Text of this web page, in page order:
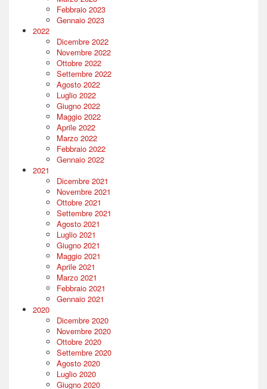
Febbraio 2023
Gennaio 2023
2022
Dicembre 2022
Novembre 2022
Ottobre 2022
Settembre 2022
Agosto 2022
Luglio 2022
Giugno 2022
Maggio 2022
Aprile 2022
Marzo 2022
Febbraio 2022
Gennaio 2022
2021
Dicembre 2021
Novembre 2021
Ottobre 2021
Settembre 2021
Agosto 2021
Luglio 2021
Giugno 2021
Maggio 2021
Aprile 2021
Marzo 2021
Febbraio 2021
Gennaio 2021
2020
Dicembre 2020
Novembre 2020
Ottobre 2020
Settembre 2020
Agosto 2020
Luglio 2020
Giugno 2020